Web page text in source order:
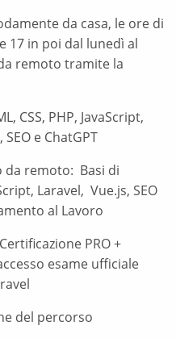
da casa, le ore di
17 in poi dal lunedì al
remoto tramite la
CSS, PHP, JavaScript,
e ChatGPT
da remoto: Basi di
Laravel, Vue.js, SEO
al Lavoro
PRO +
esame ufficiale
del percorso